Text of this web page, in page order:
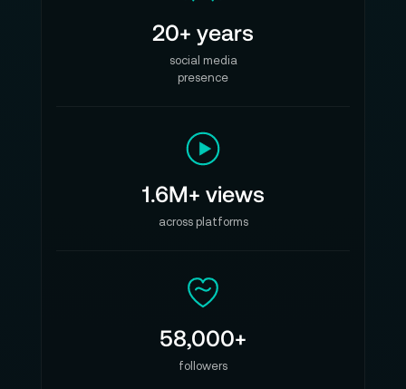
20+ years
social media
presence
1.6M+ views
across platforms
58,000+
followers